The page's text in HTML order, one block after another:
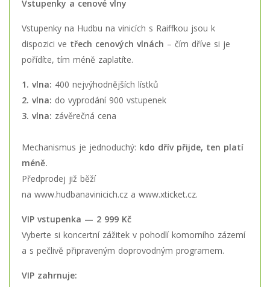
Vstupenky a cenové vlny
Vstupenky na Hudbu na vinicích s Raiffkou jsou k
dispozici ve třech cenových vlnách – čím dříve si je
pořídíte, tím méně zaplatíte.
1. vlna: 400 nejvýhodnějších lístků
2. vlna: do vyprodání 900 vstupenek
3. vlna: závěrečná cena
Mechanismus je jednoduchý: kdo dřív přijde, ten platí
méně.
Předprodej již běží
na www.hudbanavinicich.cz a www.xticket.cz.
VIP vstupenka — 2 999 Kč
Vyberte si koncertní zážitek v pohodlí komorního zázemí
a s pečlivě připraveným doprovodným programem.
VIP zahrnuje: